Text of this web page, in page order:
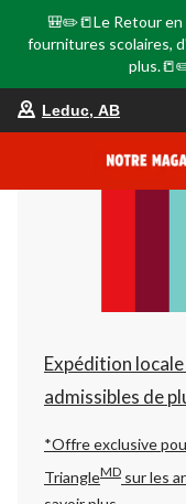
🎒✏️📒Le Retour en
fournitures scolaires,
Leduc, AB
Expédition
admissibles de
*Offre exclusive
TriangleMD sur les